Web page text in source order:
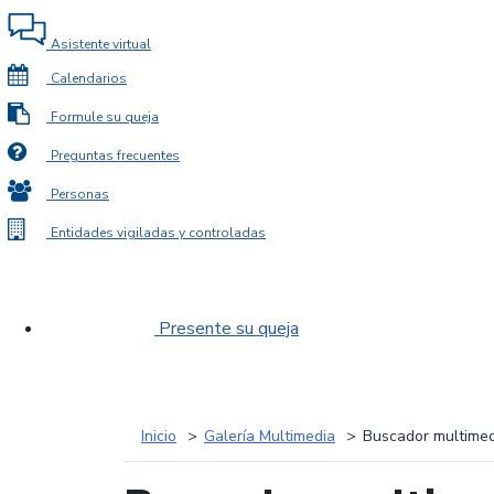
Asistente virtual
Calendarios
Formule su queja
Preguntas frecuentes
Personas
Entidades vigiladas y controladas
Presente su queja
Inicio Galería Multimedia Buscador